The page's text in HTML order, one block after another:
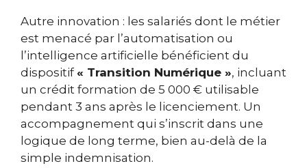
Autre innovation : les salariés dont le métier
est menacé par l’automatisation ou
l’intelligence artificielle bénéficient du
dispositif « Transition Numérique », incluant
un crédit formation de 5 000 € utilisable
pendant 3 ans après le licenciement. Un
accompagnement qui s’inscrit dans une
logique de long terme, bien au-delà de la
simple indemnisation.